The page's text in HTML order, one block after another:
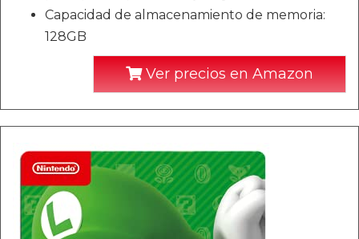
Capacidad de almacenamiento de memoria:
128GB
Ver precios en Amazon